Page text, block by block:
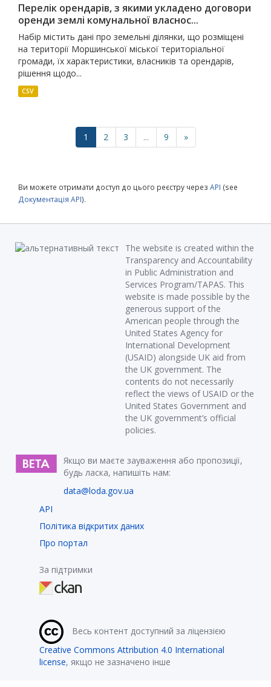
Перелік орендарів, з якими укладено договори
оренди землі комунальної власнос...
Набір містить дані про земельні ділянки, що розміщені
на території Моршинської міської територіальної
громади, їх характеристики, власників та орендарів,
рішення щодо...
CSV
1 2 3 ... 9 »
Ви можете отримати доступ до цього реєстру через API (see
Документація API).
The website is created within the
Transparency and Accountability
in Public Administration and
Services Program/TAPAS. This
website is made possible by the
generous support of the
American people through the
United States Agency for
International Development
(USAID) alongside UK aid from
the UK government. The
contents do not necessarily
reflect the views of USAID or the
United States Government and
the UK government’s official
policies.
Якщо ви маєте зауваження або пропозиції,
будь ласка, напишіть нам:
data@loda.gov.ua
API
Політика відкритих даних
Про портал
За підтримки
Весь контент доступний за ліцензією
Creative Commons Attribution 4.0 International
license, якщо не зазначено інше